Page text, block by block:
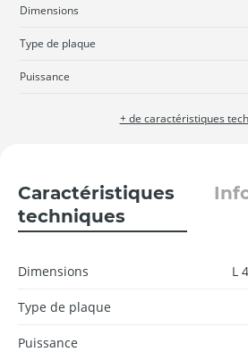
Dimensions
Type de plaque
Puissance
+ de caractéristiques
Caractéristiques
techniques
Dimensions L
Type de plaque
Puissance